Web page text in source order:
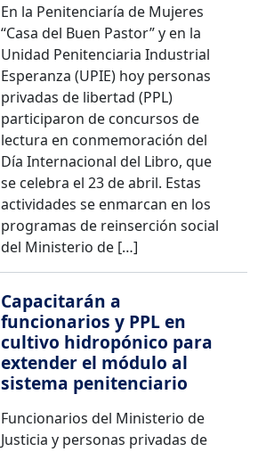
En la Penitenciaría de Mujeres
“Casa del Buen Pastor” y en la
Unidad Penitenciaria Industrial
Esperanza (UPIE) hoy personas
privadas de libertad (PPL)
participaron de concursos de
lectura en conmemoración del
Día Internacional del Libro, que
se celebra el 23 de abril. Estas
actividades se enmarcan en los
programas de reinserción social
del Ministerio de […]
Capacitarán a
funcionarios y PPL en
cultivo hidropónico para
extender el módulo al
sistema penitenciario
Funcionarios del Ministerio de
Justicia y personas privadas de